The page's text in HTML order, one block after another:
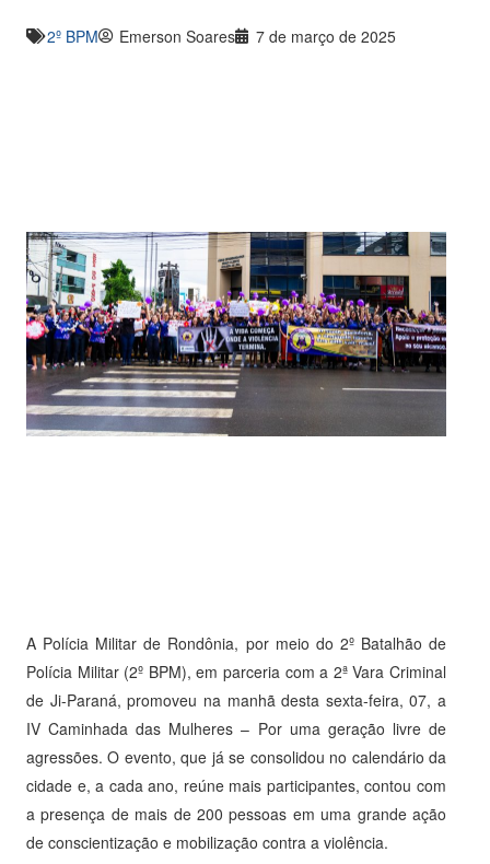
2º BPM Emerson Soares 7 de março de 2025
A Polícia Militar de Rondônia, por meio do 2º Batalhão de
Polícia Militar (2º BPM), em parceria com a 2ª Vara Criminal
de Ji-Paraná, promoveu na manhã desta sexta-feira, 07, a
IV Caminhada das Mulheres – Por uma geração livre de
agressões. O evento, que já se consolidou no calendário da
cidade e, a cada ano, reúne mais participantes, contou com
a presença de mais de 200 pessoas em uma grande ação
de conscientização e mobilização contra a violência.